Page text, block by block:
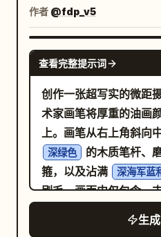
保留了当代艺术的精致
十足且充满氛围，具备
的面部阴影、微妙的反
以及精心平衡的高光。
优雅的深度与维度，且
强化了一种平静而情感
照明，左前方有柔和的
柔和的阴影和微妙的深
影棚背景，带有平滑细
感、私密感、油画质感
眼神锐利，边缘柔和虚
摄为特写编辑肖像，胸
中，对称构图，柔和焦
85mm 镜头，f/1.8，
术摄影，情感写实主义
然皮肤纹理，柔和的调
优雅的肖像摄影，杂志
作者 @fdp_v5
查看完整提示词
创作一张超写实的微距
术家画笔将厚重的油画
上。画笔从右上角斜向
深绿色
的木质笔杆、
箍，以及沾满
深海军蓝
刷毛。画面中仅包含一
面。画布呈透视角度，
缘可见米色的原始织物
生